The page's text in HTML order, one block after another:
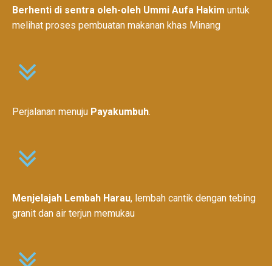
Berhenti di sentra oleh-oleh Ummi Aufa Hakim untuk
melihat proses pembuatan makanan khas Minang
Perjalanan menuju Payakumbuh.
Menjelajah Lembah Harau, lembah cantik dengan tebing
granit dan air terjun memukau